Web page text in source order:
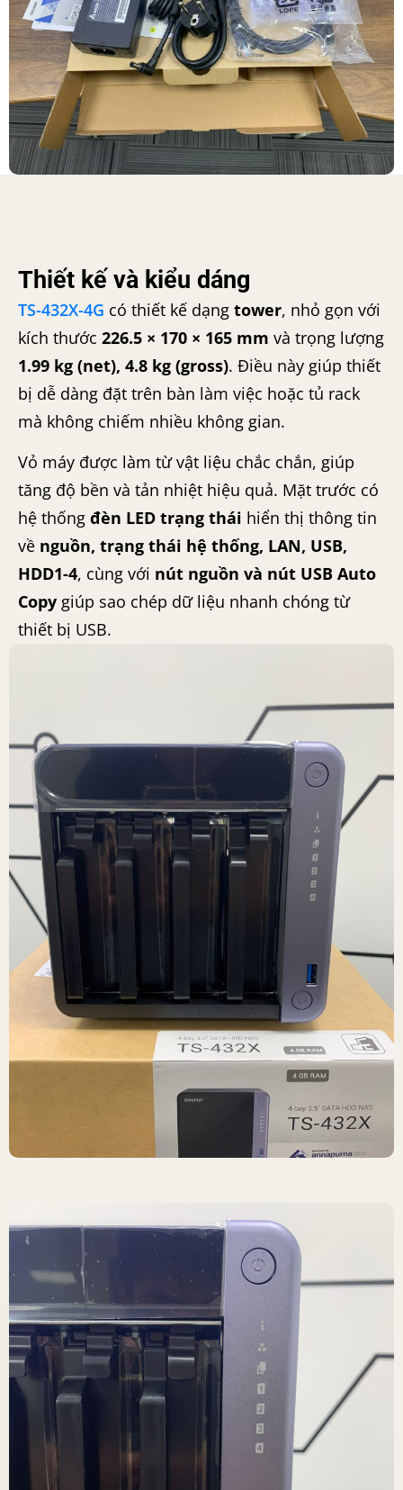
Thiết kế và kiểu dáng
TS-432X-4G có thiết kế dạng tower, nhỏ gọn với
kích thước 226.5 × 170 × 165 mm và trọng lượng
1.99 kg (net), 4.8 kg (gross). Điều này giúp thiết
bị dễ dàng đặt trên bàn làm việc hoặc tủ rack
mà không chiếm nhiều không gian.
Vỏ máy được làm từ vật liệu chắc chắn, giúp
tăng độ bền và tản nhiệt hiệu quả. Mặt trước có
hệ thống đèn LED trạng thái hiển thị thông tin
về nguồn, trạng thái hệ thống, LAN, USB,
HDD1-4, cùng với nút nguồn và nút USB Auto
Copy giúp sao chép dữ liệu nhanh chóng từ
thiết bị USB.